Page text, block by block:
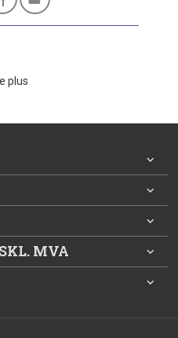
plus
MVA